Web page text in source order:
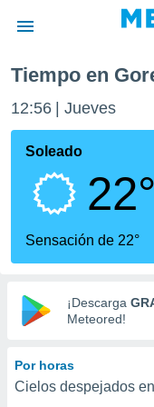
de
ha
calidad.
a este
las
y
digital
basada
Tiempo en
12:56 Jueves
Soleado
22°
Sensación de 22°
¡Descarga
Meteored!
Por horas
Cielos despejados